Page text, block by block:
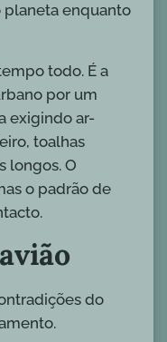
planeta enquanto
todo. É a
por um
exigindo ar-
toalhas
longos. O
o padrão de
do